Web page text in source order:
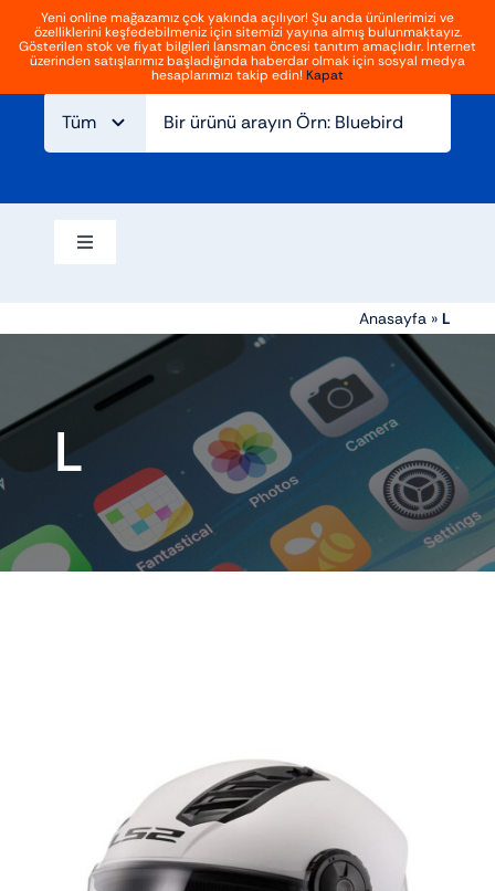
Yeni online mağazamız çok yakında açılıyor! Şu anda ürünlerimizi ve
özelliklerini keşfedebilmeniz için sitemizi yayına almış bulunmaktayız.
Gösterilen stok ve fiyat bilgileri lansman öncesi tanıtım amaçlıdır. İnternet
üzerinden satışlarımız başladığında haberdar olmak için sosyal medya
hesaplarımızı takip edin! Kapat
İçeriğe
geç
Gezinmeyi
aç/kapat
Hakkımızda
Giriş Kayıt Ol
Gezinmeyi
Aksesuarlar
Elektrikli araçlar
Racing motorlar
Touring ve naked
Anasayfa» L
L